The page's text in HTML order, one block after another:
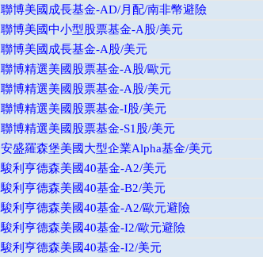
聯博美國成長基金-AD/月配/南非幣避險
聯博美國中小型股票基金-A股/美元
聯博美國成長基金-A股/美元
聯博精選美國股票基金-A股/歐元
聯博精選美國股票基金-A股/美元
聯博精選美國股票基金-I股/美元
聯博精選美國股票基金-S1股/美元
安盛羅森堡美國大型企業Alpha基金/美元
駿利亨德森美國40基金-A2/美元
駿利亨德森美國40基金-B2/美元
駿利亨德森美國40基金-A2/歐元避險
駿利亨德森美國40基金-I2/歐元避險
駿利亨德森美國40基金-I2/美元